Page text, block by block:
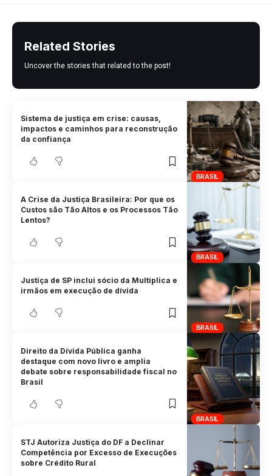
Related Stories
Uncover the stories that related to the post!
BRASIL
Sistema de justiça em crise: causas,
impactos e caminhos para reconstrução
da confiança
BRASIL
A Crise da Justiça Brasileira: Por que os
Custos são Tão Altos e os Processos Tão
Lentos?
BRASIL
Justiça de SP inclui sócio da Multiplica e
irmãos em execução de dívida
BRASIL
Direito da Dívida Pública ganha
destaque com novo livro e amplia
debate sobre responsabilidade fiscal no
Brasil
STJ Autoriza Justiça do DF a Declinar
Competência por Excesso de Execuções
sobre Crédito Rural